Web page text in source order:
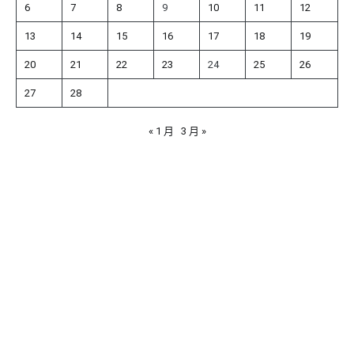
6 7 8 9 10 11 12
13 14 15 16 17 18 19
20 21 22 23 24 25 26
27 28
« 1 月 3 月 »